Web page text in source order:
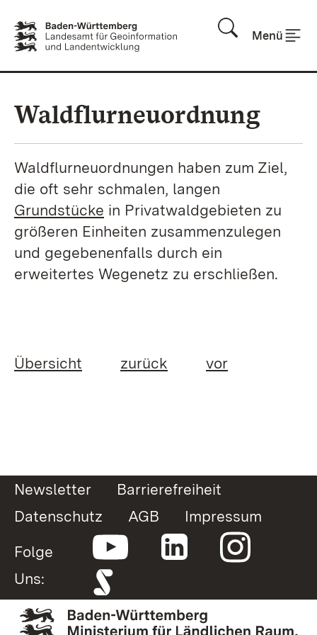
Menü
Waldflurneuordnung
Waldflurneuordnungen haben zum Ziel,
die oft sehr schmalen, langen
Grundstücke in Privatwaldgebieten zu
größeren Einheiten zusammenzulegen
und gegebenenfalls durch ein
erweitertes Wegenetz zu erschließen.
Übersicht zurück vor
Newsletter
Barrierefreiheit
Datenschutz
AGB
Impressum
Folge
Uns: